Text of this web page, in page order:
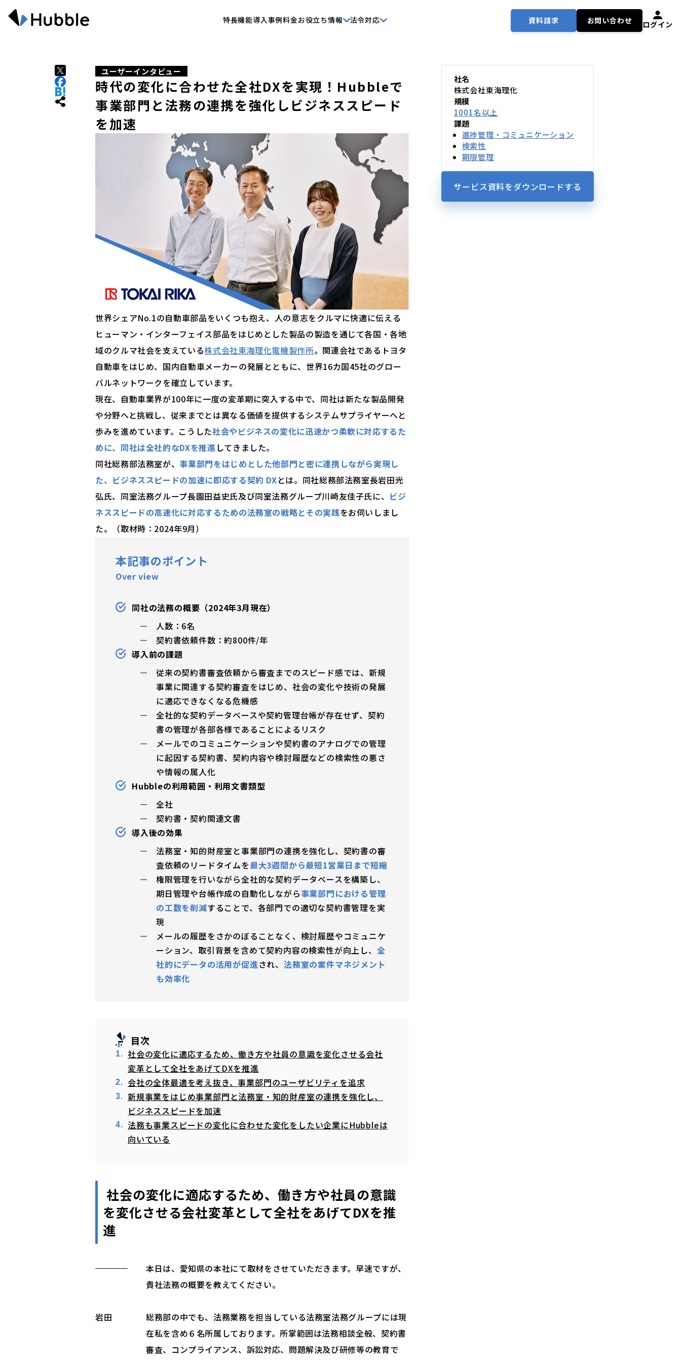
特長機能導入事例料金お役立ち情報 法令対応 資料請求 お問い合わせ ログイン
ユーザーインタビュー
時代の変化に合わせた全社DXを実現！Hubbleで
事業部門と法務の連携を強化しビジネススピード
を加速
世界シェアNo.1の自動車部品をいくつも抱え、人の意志をクルマに快適に伝える
ヒューマン・インターフェイス部品をはじめとした製品の製造を通じて各国・各地
域のクルマ社会を支えている株式会社東海理化電機製作所。関連会社であるトヨタ
自動車をはじめ、国内自動車メーカーの発展とともに、世界16カ国45社のグロー
バルネットワークを確立しています。
現在、自動車業界が100年に一度の変革期に突入する中で、同社は新たな製品開発
や分野へと挑戦し、従来までとは異なる価値を提供するシステムサプライヤーへと
歩みを進めています。こうした社会やビジネスの変化に迅速かつ柔軟に対応するた
めに、同社は全社的なDXを推進 してきました。
同社総務部法務室が、事業部門をはじめとした他部門と密に連携しながら実現し
た、ビジネススピードの加速に即応する契約 DXとは。同社総務部法務室長岩田光
弘氏、同室法務グループ長園田益史氏及び同室法務グループ川崎友佳子氏に、 ビジ
ネススピードの高速化に対応するための法務室の戦略とその実践をお伺いしまし
た。（取材時：2024年9月）
本記事のポイント
Over view
同社の法務の概要（2024年3月現在）
人数：6名
契約書依頼件数：約800件/年
導入前の課題
従来の契約書審査依頼から審査までのスピード感では、新規
事業に関連する契約審査をはじめ、社会の変化や技術の発展
に適応できなくなる危機感
全社的な契約データベースや契約管理台帳が存在せず、契約
書の管理が各部各様であることによるリスク
メールでのコミュニケーションや契約書のアナログでの管理
に起因する契約書、契約内容や検討履歴などの検索性の悪さ
や情報の属人化
Hubbleの利用範囲・利用文書類型
全社
契約書・契約関連文書
導入後の効果
法務室・知的財産室と事業部門の連携を強化 し、 契約書の審
査依頼のリードタイムを最大3週間から最短1営業日まで短縮
権限管理を行いながら全社的な契約データベースを構築 し、
期日管理や台帳作成の自動化しながら事業部門における管理
の工数を削減することで、各部門での適切な契約書管理を実
現
メールの履歴をさかのぼることなく、検討履歴やコミュニケ
ーション、取引背景を含めて契約内容の検索性が向上し、 全
社的にデータの活用が促進され、法務室の案件マネジメント
も効率化
目次
社会の変化に適応するため、働き方や社員の意識を変化させる会社
変革として全社をあげてDXを推進
会社の全体最適を考え抜き、事業部門のユーザビリティを追求
新規事業をはじめ事業部門と法務室・知的財産室の連携を強化し、
ビジネススピードを加速
法務も事業スピードの変化に合わせた変化をしたい企業にHubbleは
向いている
社会の変化に適応するため、働き方や社員の意識
を変化させる会社変革として全社をあげてDXを推
進
本日は、愛知県の本社にて取材をさせていただきます。早速ですが、
貴社法務の概要を教えてください。
岩田
総務部の中でも、法務業務を担当している法務室法務グループには現
在私を含め６名所属しております。所掌範囲は法務相談全般、契約書
審査、コンプライアンス、訴訟対応、問題解決及び研修等の教育で
社名
株式会社東海理化
規模
1001名以上
課題
進捗管理・コミュニケーション
検索性
期限管理
サービス資料をダウンロードする